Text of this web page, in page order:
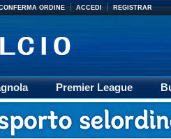
ORDINE ACCEDI REGISTRAR
Premier League
Retro Formazione